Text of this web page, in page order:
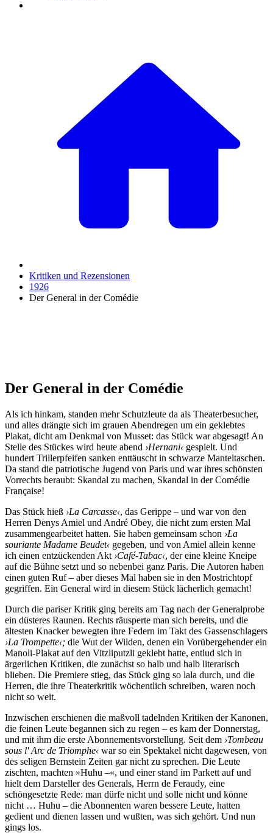
Kritiken und Rezensionen
1926
Der General in der Comédie
Der General in der Comédie
Als ich hinkam, standen mehr Schutzleute da als Theaterbesucher,
und alles drängte sich im grauen Abendregen um ein geklebtes
Plakat, dicht am Denkmal von Musset: das Stück war abgesagt! An
Stelle des Stückes wird heute abend ›Hernani‹ gespielt. Und
hundert Trillerpfeifen sanken enttäuscht in schwarze Manteltaschen.
Da stand die patriotische Jugend von Paris und war ihres schönsten
Vorrechts beraubt: Skandal zu machen, Skandal in der Comédie
Française!
Das Stück hieß ›La Carcasse‹, das Gerippe – und war von den
Herren Denys Amiel und André Obey, die nicht zum ersten Mal
zusammengearbeitet hatten. Sie haben gemeinsam schon ›La
souriante Madame Beudet‹ gegeben, und von Amiel allein kenne
ich einen entzückenden Akt ›Café-Tabac‹, der eine kleine Kneipe
auf die Bühne setzt und so nebenbei ganz Paris. Die Autoren haben
einen guten Ruf – aber dieses Mal haben sie in den Mostrichtopf
gegriffen. Ein General wird in diesem Stück lächerlich gemacht!
Durch die pariser Kritik ging bereits am Tag nach der Generalprobe
ein düsteres Raunen. Rechts räusperte man sich bereits, und die
ältesten Knacker bewegten ihre Federn im Takt des Gassenschlagers
›La Trompette‹; die Wut der Wilden, denen ein Vorübergehender ein
Manoli-Plakat auf den Vitzliputzli geklebt hatte, entlud sich in
ärgerlichen Kritiken, die zunächst so halb und halb literarisch
blieben. Die Premiere stieg, das Stück ging so lala durch, und die
Herren, die ihre Theaterkritik wöchentlich schreiben, waren noch
nicht so weit.
Inzwischen erschienen die maßvoll tadelnden Kritiken der Kanonen,
die feinen Leute begannen sich zu regen – es kam der Donnerstag,
und mit ihm die erste Abonnementsvorstellung. Seit dem ›Tombeau
sous l' Arc de Triomphe‹ war so ein Spektakel nicht dagewesen, von
des seligen Bernstein Zeiten gar nicht zu sprechen. Die Leute
zischten, machten »Huhu –«, und einer stand im Parkett auf und
hielt dem Darsteller des Generals, Herrn de Feraudy, eine
schöngesetzte Rede: man dürfe nicht und solle nicht und könne
nicht … Huhu – die Abonnenten waren bessere Leute, hatten
gedient und dienen lassen und wußten, was sich gehört. Und nun
gings los.